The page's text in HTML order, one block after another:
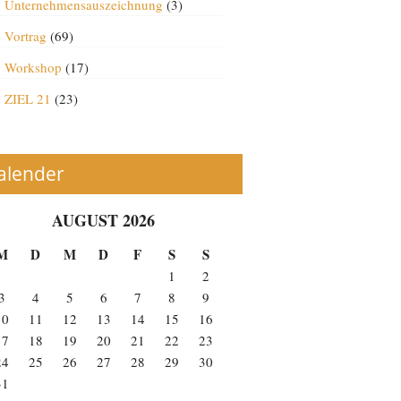
Unternehmensauszeichnung (3)
Vortrag (69)
Workshop (17)
ZIEL 21 (23)
AUGUST 2026
D M D F S S
1
2
4 5 6 7 8
9
11 12 13 14 15
16
18 19 20 21 22
23
25 26 27 28 29
30